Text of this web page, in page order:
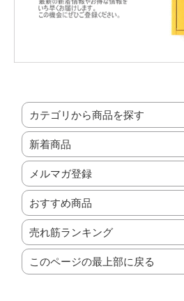
カテゴリから商品を探す
新着商品
メルマガ登録
おすすめ商品
売れ筋ランキング
このページの最上部に戻る